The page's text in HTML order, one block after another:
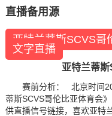
直播备用源
亚特兰蒂斯SCVS哥
文字直播
亚特兰蒂
赛前分析： 北京时间
蒂斯SCVS哥伦比亚体育会
供直播信号链接，喜欢亚特